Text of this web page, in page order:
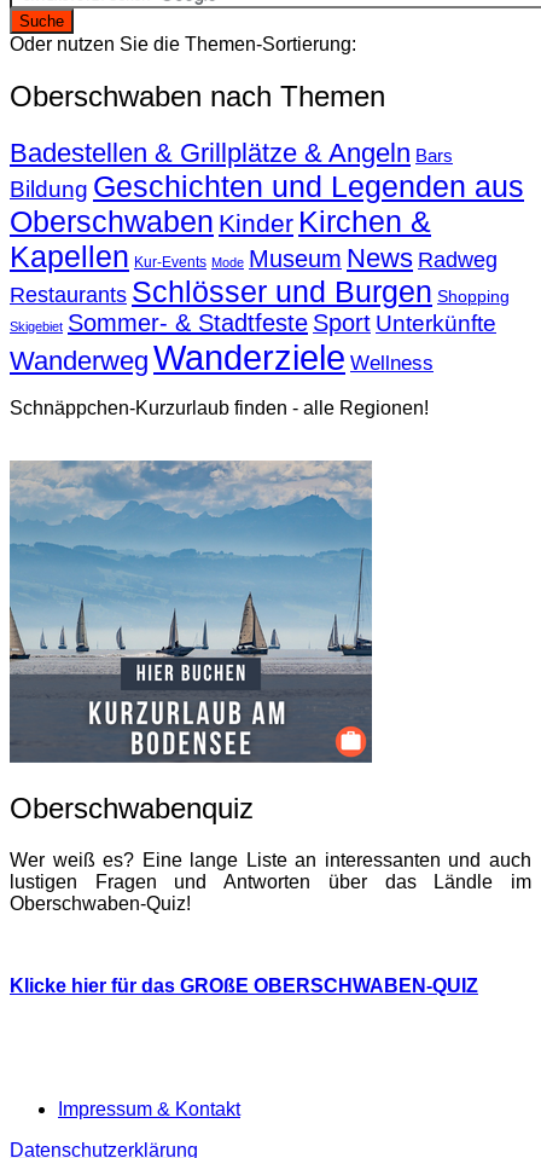
Oder nutzen Sie die Themen-Sortierung:
Oberschwaben nach Themen
Badestellen & Grillplätze & Angeln Bars
Bildung Geschichten und Legenden aus
Oberschwaben Kinder Kirchen &
Kapellen Kur-Events Mode Museum News Radweg
Restaurants Schlösser und Burgen Shopping
Skigebiet Sommer- & Stadtfeste Sport Unterkünfte
Wanderweg Wanderziele Wellness
Schnäppchen-Kurzurlaub finden - alle Regionen!
Oberschwabenquiz
Wer weiß es? Eine lange Liste an interessanten und auch
lustigen Fragen und Antworten über das Ländle im
Oberschwaben-Quiz!
Klicke hier für das GROßE OBERSCHWABEN-QUIZ
Impressum & Kontakt
Datenschutzerklärung